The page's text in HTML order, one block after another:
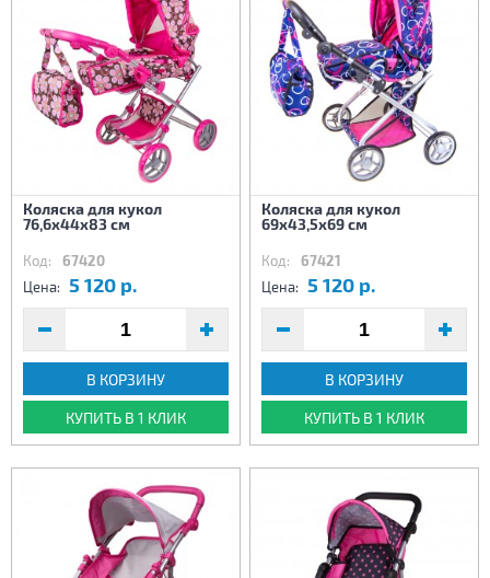
Коляска для кукол
76,6х44х83 см
Код: 67420
Цена: 5 120 р.
В КОРЗИНУ
КУПИТЬ В 1 КЛИК
Коляска для кукол
69х43,5х69 см
Код: 67421
Цена: 5 120 р.
В КОРЗИНУ
КУПИТЬ В 1 КЛИК